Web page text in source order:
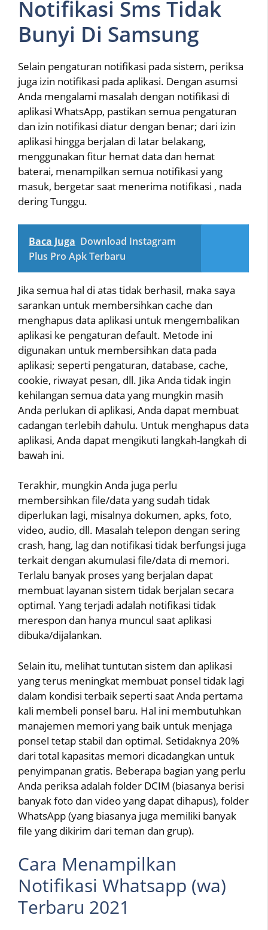
Notifikasi Sms Tidak
Bunyi Di Samsung
Selain pengaturan notifikasi pada sistem, periksa
juga izin notifikasi pada aplikasi. Dengan asumsi
Anda mengalami masalah dengan notifikasi di
aplikasi WhatsApp, pastikan semua pengaturan
dan izin notifikasi diatur dengan benar; dari izin
aplikasi hingga berjalan di latar belakang,
menggunakan fitur hemat data dan hemat
baterai, menampilkan semua notifikasi yang
masuk, bergetar saat menerima notifikasi , nada
dering Tunggu.
Baca Juga Download Instagram
Plus Pro Apk Terbaru
Jika semua hal di atas tidak berhasil, maka saya
sarankan untuk membersihkan cache dan
menghapus data aplikasi untuk mengembalikan
aplikasi ke pengaturan default. Metode ini
digunakan untuk membersihkan data pada
aplikasi; seperti pengaturan, database, cache,
cookie, riwayat pesan, dll. Jika Anda tidak ingin
kehilangan semua data yang mungkin masih
Anda perlukan di aplikasi, Anda dapat membuat
cadangan terlebih dahulu. Untuk menghapus data
aplikasi, Anda dapat mengikuti langkah-langkah di
bawah ini.
Terakhir, mungkin Anda juga perlu
membersihkan file/data yang sudah tidak
diperlukan lagi, misalnya dokumen, apks, foto,
video, audio, dll. Masalah telepon dengan sering
crash, hang, lag dan notifikasi tidak berfungsi juga
terkait dengan akumulasi file/data di memori.
Terlalu banyak proses yang berjalan dapat
membuat layanan sistem tidak berjalan secara
optimal. Yang terjadi adalah notifikasi tidak
merespon dan hanya muncul saat aplikasi
dibuka/dijalankan.
Selain itu, melihat tuntutan sistem dan aplikasi
yang terus meningkat membuat ponsel tidak lagi
dalam kondisi terbaik seperti saat Anda pertama
kali membeli ponsel baru. Hal ini membutuhkan
manajemen memori yang baik untuk menjaga
ponsel tetap stabil dan optimal. Setidaknya 20%
dari total kapasitas memori dicadangkan untuk
penyimpanan gratis. Beberapa bagian yang perlu
Anda periksa adalah folder DCIM (biasanya berisi
banyak foto dan video yang dapat dihapus), folder
WhatsApp (yang biasanya juga memiliki banyak
file yang dikirim dari teman dan grup).
Cara Menampilkan
Notifikasi Whatsapp (wa)
Terbaru 2021